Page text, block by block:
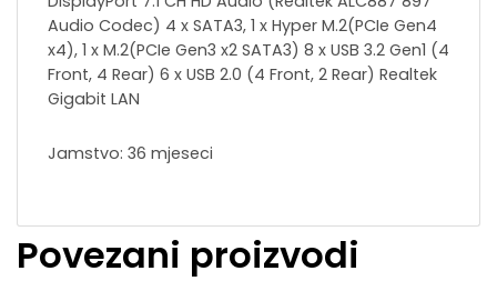
Audio Codec) 4 x SATA3, 1 x Hyper M.2(PCIe Gen4
x4), 1 x M.2(PCIe Gen3 x2 SATA3) 8 x USB 3.2 Gen1 (4
Front, 4 Rear) 6 x USB 2.0 (4 Front, 2 Rear) Realtek
Gigabit LAN
Jamstvo: 36 mjeseci
Povezani proizvodi